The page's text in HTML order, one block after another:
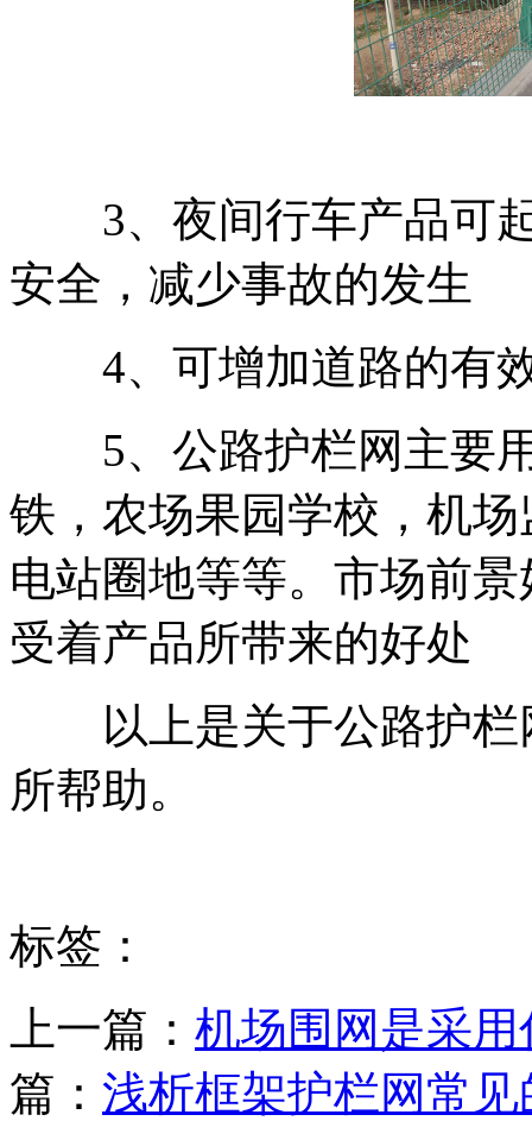
3、夜间行车产品可起
安全，减少事故的发生
4、可增加道路的有效
5、公路护栏网主要用
铁，农场果园学校，机
电站圈地等等。市场前
受着产品所带来的好处
以上是关于公路护栏
所帮助。
标签：
上一篇： 机场围网是采
篇： 浅析框架护栏网常